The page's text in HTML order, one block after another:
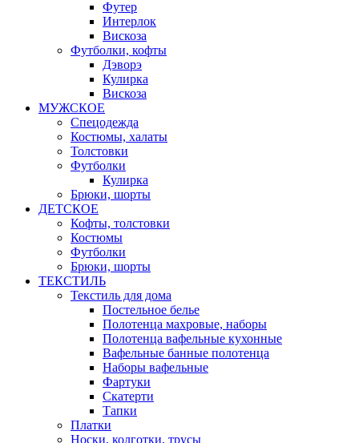
Футер
Интерлок
Вискоза
Футболки, кофты
Дэворэ
Кулирка
Вискоза
МУЖСКОЕ
Спецодежда
Костюмы, халаты
Толстовки
Футболки
Кулирка
Брюки, шорты
ДЕТСКОЕ
Кофты, толстовки
Костюмы
Футболки
Брюки, шорты
ТЕКСТИЛЬ
Текстиль для дома
Постельное белье
Полотенца махровые, наборы
Полотенца вафельные кухонные
Вафельные банные полотенца
Наборы вафельные
Фартуки
Скатерти
Тапки
Платки
Носки, колготки, трусы